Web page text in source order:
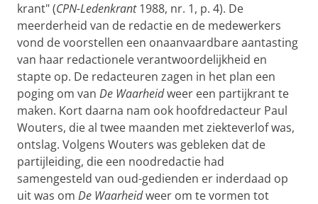
krant" (CPN-Ledenkrant1988, nr. 1, p. 4). De
meerderheid van de redactie en de medewerkers
vond de voorstellen een onaanvaardbare aantasting
van haar redactionele verantwoordelijkheid en
stapte op. De redacteuren zagen in het plan een
poging om van De Waarheidweer een partijkrant te
maken. Kort daarna nam ook hoofdredacteur Paul
Wouters, die al twee maanden met ziekteverlof was,
ontslag. Volgens Wouters was gebleken dat de
partijleiding, die een noodredactie had
samengesteld van oud-gedienden er inderdaad op
uit was om De Waarheidweer om te vormen tot